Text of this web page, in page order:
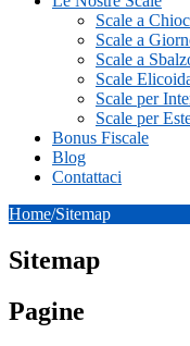
Scale a
Scale a
Scale a
Scale
Scale per
Scale per
Bonus Fiscale
Blog
Contattaci
Home/Sitemap
Sitemap
Pagine